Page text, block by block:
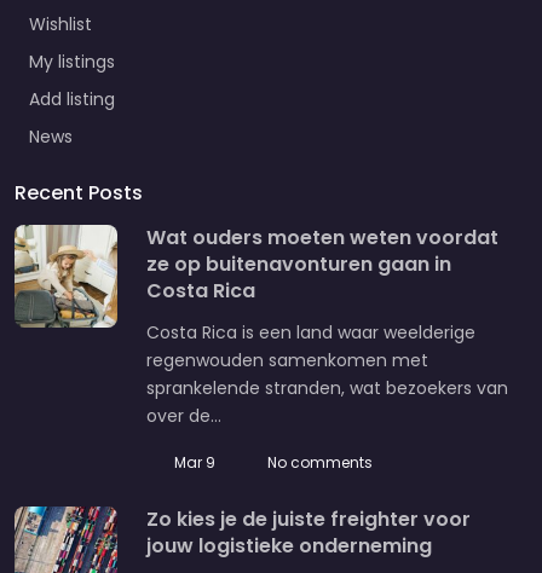
Wishlist
My listings
Add listing
News
Recent Posts
Wat ouders moeten weten voordat
ze op buitenavonturen gaan in
Costa Rica
Costa Rica is een land waar weelderige
regenwouden samenkomen met
sprankelende stranden, wat bezoekers van
over de…
Mar 9 No comments
Zo kies je de juiste freighter voor
jouw logistieke onderneming